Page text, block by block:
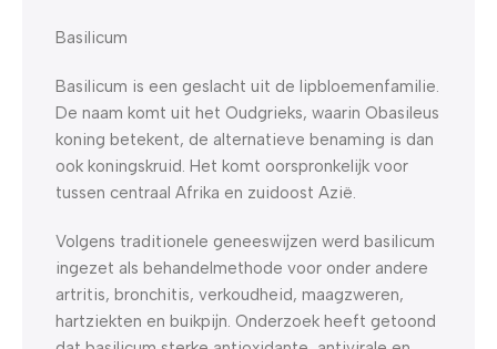
Basilicum
Basilicum is een geslacht uit de lipbloemenfamilie.
De naam komt uit het Oudgrieks, waarin Obasileus
koning betekent, de alternatieve benaming is dan
ook koningskruid. Het komt oorspronkelijk voor
tussen centraal Afrika en zuidoost Azië.
Volgens traditionele geneeswijzen werd basilicum
ingezet als behandelmethode voor onder andere
artritis, bronchitis, verkoudheid, maagzweren,
hartziekten en buikpijn. Onderzoek heeft getoond